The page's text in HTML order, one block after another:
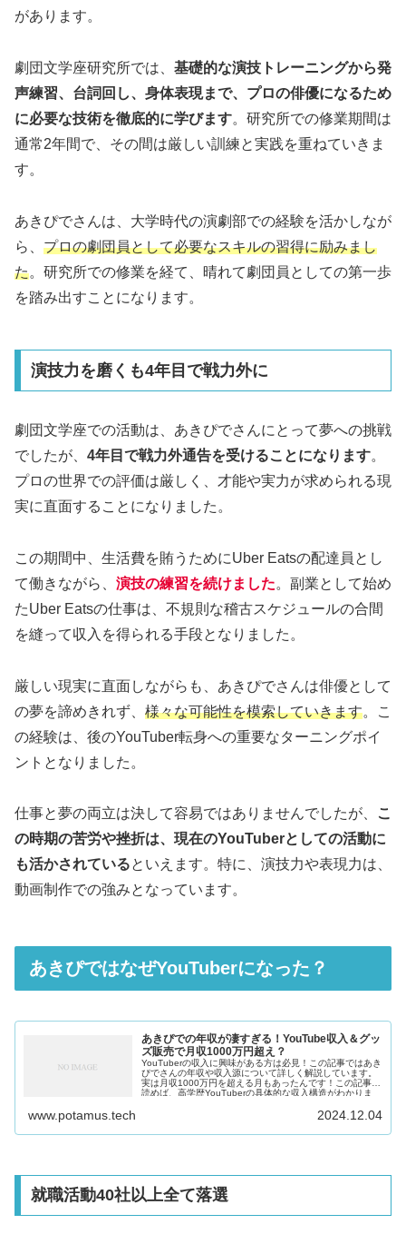
があります。
劇団文学座研究所では、 基礎的な演技トレーニングから発
声練習、台詞回し、身体表現まで、プロの俳優になるため
に必要な技術を徹底的に学びます。研究所での修業期間は
通常2年間で、その間は厳しい訓練と実践を重ねていきま
す。
あきぴでさんは、大学時代の演劇部での経験を活かしなが
ら、 プロの劇団員として必要なスキルの習得に励みまし
た。研究所での修業を経て、晴れて劇団員としての第一歩
を踏み出すことになります。
演技力を磨くも4年目で戦力外に
劇団文学座での活動は、あきぴでさんにとって夢への挑戦
でしたが、 4年目で戦力外通告を受けることになります。
プロの世界での評価は厳しく、才能や実力が求められる現
実に直面することになりました。
この期間中、生活費を賄うためにUber Eatsの配達員とし
て働きながら、 演技の練習を続けました。副業として始め
たUber Eatsの仕事は、不規則な稽古スケジュールの合間
を縫って収入を得られる手段となりました。
厳しい現実に直面しながらも、あきぴでさんは俳優として
の夢を諦めきれず、 様々な可能性を模索していきます。こ
の経験は、後のYouTuber転身への重要なターニングポイ
ントとなりました。
仕事と夢の両立は決して容易ではありませんでしたが、
こ
の時期の苦労や挫折は、現在のYouTuberとしての活動に
も活かされているといえます。特に、演技力や表現力は、
動画制作での強みとなっています。
あきぴではなぜYouTuberになった？
あきぴでの年収が凄すぎる！YouTube収入＆グッ
ズ販売で月収1000万円超え？
YouTuberの収入に興味がある方は必見！この記事ではあき
ぴでさんの年収や収入源について詳しく解説しています。
実は月収1000万円を超える月もあったんです！この記事を
読めば、高学歴YouTuberの具体的な収入構造がわかりま
www.potamus.tech 2024.12.04
就職活動40社以上全て落選